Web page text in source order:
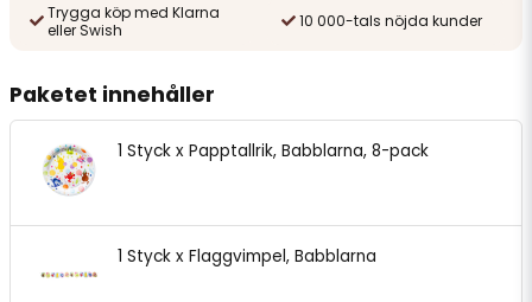
Trygga köp med Klarna
eller Swish
10 000-tals nöjda kunder
Paketet innehåller
1 Styck x Papptallrik, Babblarna, 8-pack
1 Styck x Flaggvimpel, Babblarna